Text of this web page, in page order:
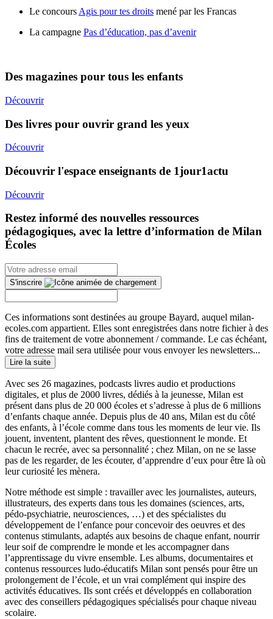
Le concours Agis pour tes droits mené par les Francas
La campagne Pas d’éducation, pas d’avenir
Des magazines pour tous les enfants
Découvrir
Des livres pour ouvrir grand les yeux
Découvrir
Découvrir l'espace enseignants de 1jour1actu
Découvrir
Restez informé des nouvelles ressources
pédagogiques, avec la lettre d’information de Milan
Écoles
S'inscrire
Ces informations sont destinées au groupe Bayard, auquel milan-
ecoles.com appartient. Elles sont enregistrées dans notre fichier à des
fins de traitement de votre abonnement / commande. Le cas échéant,
votre adresse mail sera utilisée pour vous envoyer les newsletters...
Lire la suite
Avec ses 26 magazines, podcasts livres audio et productions
digitales, et plus de 2000 livres, dédiés à la jeunesse, Milan est
présent dans plus de 20 000 écoles et s’adresse à plus de 6 millions
d’enfants chaque année. Depuis plus de 40 ans, Milan est du côté
des enfants, à l’école comme dans tous les moments de leur vie. Ils
jouent, inventent, plantent des rêves, questionnent le monde. Et
chacun le recrée, avec sa personnalité ; chez Milan, on ne se lasse
pas de les regarder, de les écouter, d’apprendre d’eux pour être là où
leur curiosité les mènera.
Notre méthode est simple : travailler avec les journalistes, auteurs,
illustrateurs, des experts dans tous les domaines (sciences, arts,
pédo-psychiatrie, neurosciences, …) et des spécialistes du
développement de l’enfance pour concevoir des oeuvres et des
contenus stimulants, adaptés aux besoins de chaque enfant, nourrir
leur soif de comprendre le monde et les accompagner dans
l’apprentissage du vivre ensemble. Les albums, documentaires et
contenus ressources ludo-éducatifs Milan sont pensés pour être un
prolongement de l’école, et un vrai complément qui inspire des
activités éducatives. Ils sont créés et développés en collaboration
avec des conseillers pédagogiques spécialisés pour chaque niveau
scolaire.